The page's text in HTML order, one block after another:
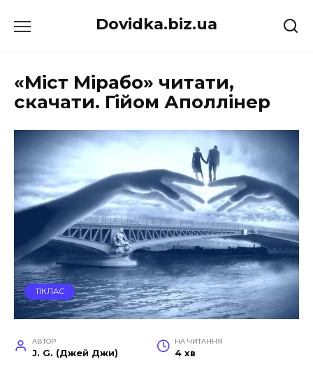
до
Dovidka.biz.ua
«Міст Мірабо» читати,
скачати. Гійом Аполлінер
11КЛАС
АВТОР
J. G. (Джей Джи)
НА ЧИТАННЯ
4 хв